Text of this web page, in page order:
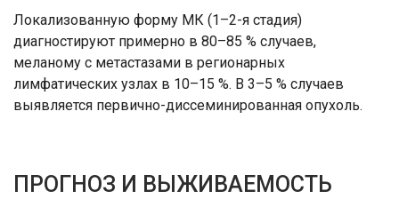
Локализованную форму МК (1–2-я стадия)
диагностируют примерно в 80–85 % случаев,
меланому с метастазами в регионарных
лимфатических узлах в 10–15 %. В 3–5 % случаев
выявляется первично-диссеминированная опухоль.
ПРОГНОЗ И ВЫЖИВАЕМОСТЬ